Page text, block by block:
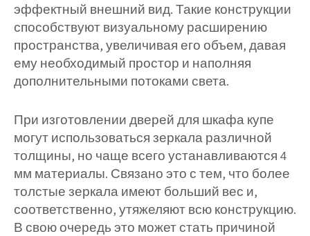
эффектный внешний вид. Такие конструкции
способствуют визуальному расширению
пространства, увеличивая его объем, давая
ему необходимый простор и наполняя
дополнительными потоками света.
При изготовлении дверей для шкафа купе
могут использоваться зеркала различной
толщины, но чаще всего устанавливаются 4
мм материалы. Связано это с тем, что более
толстые зеркала имеют больший вес и,
соответственно, утяжеляют всю конструкцию.
В свою очередь это может стать причиной